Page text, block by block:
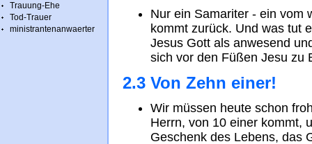
Trauung-Ehe
Tod-Trauer
ministrantenanwaerter
Nur ein Samariter - ein vom
kommt zurück. Und was tut
Jesus Gott als anwesend
sich vor den Füßen Jesu zu
2.3 Von Zehn einer!
Wir müssen heute schon
Herrn, von 10 einer kommt,
Geschenk des Lebens, das